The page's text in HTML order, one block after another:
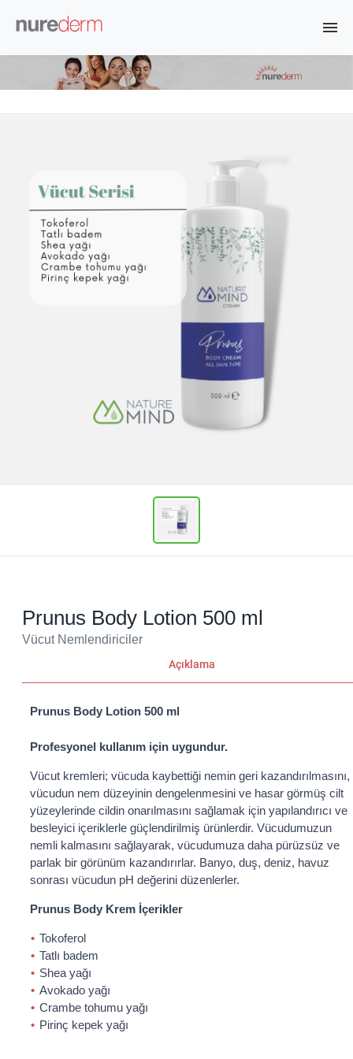
Prunus Body Lotion 500 ml
Vücut Nemlendiriciler
Açıklama
Prunus Body Lotion 500 ml
Profesyonel kullanım için uygundur.
Vücut kremleri; vücuda kaybettiği nemin geri kazandırılmasını,
vücudun nem düzeyinin dengelenmesini ve hasar görmüş cilt
yüzeylerinde cildin onarılmasını sağlamak için yapılandırıcı ve
besleyici içeriklerle güçlendirilmiş ürünlerdir. Vücudumuzun
nemli kalmasını sağlayarak, vücudumuza daha pürüzsüz ve
parlak bir görünüm kazandırırlar. Banyo, duş, deniz, havuz
sonrası vücudun pH değerini düzenlerler.
Prunus Body Krem İçerikler
Tokoferol
Tatlı badem
Shea yağı
Avokado yağı
Crambe tohumu yağı
Pirinç kepek yağı